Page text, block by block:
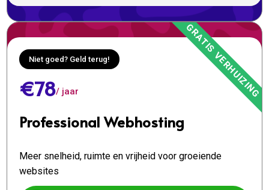
Niet goed? Geld terug!
€78/ jaar
Professional Webhosting
Meer snelheid, ruimte en vrijheid voor groeiende
websites